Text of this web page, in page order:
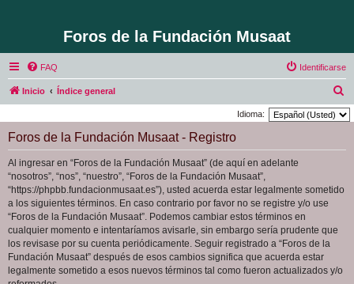
Foros de la Fundación Musaat
FAQ Identificarse
Inicio Índice general
u
Idioma:
Foros de la Fundación Musaat - Registro
Al ingresar en “Foros de la Fundación Musaat” (de aquí en adelante
“nosotros”, “nos”, “nuestro”, “Foros de la Fundación Musaat”,
“https://phpbb.fundacionmusaat.es”), usted acuerda estar legalmente sometido
a los siguientes términos. En caso contrario por favor no se registre y/o use
“Foros de la Fundación Musaat”. Podemos cambiar estos términos en
cualquier momento e intentaríamos avisarle, sin embargo sería prudente que
los revisase por su cuenta periódicamente. Seguir registrado a “Foros de la
Fundación Musaat” después de esos cambios significa que acuerda estar
legalmente sometido a esos nuevos términos tal como fueron actualizados y/o